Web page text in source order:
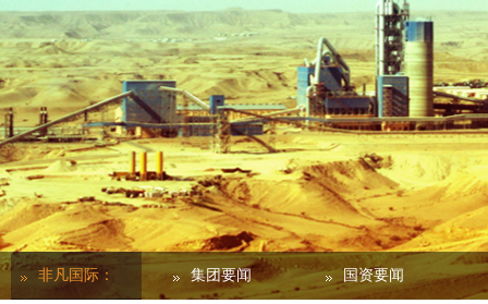
人力资源 联系我们 重要通知公告 English
非凡国际： 集团要闻 国资要闻